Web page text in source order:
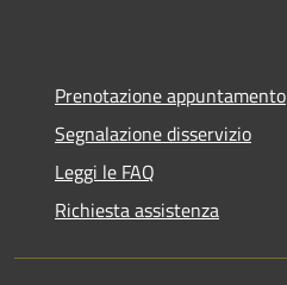
Prenotazione appuntamento
Segnalazione disservizio
Leggi le FAQ
Richiesta assistenza